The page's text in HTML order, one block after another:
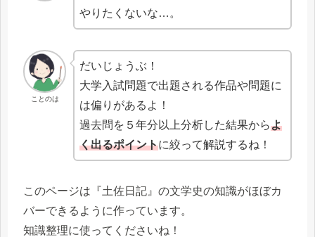
やりたくないな…。
ことのは
だいじょうぶ！
大学入試問題で出題される作品や問題に
は偏りがあるよ！
過去問を５年分以上分析した結果からよ
く出るポイントに絞って解説するね！
このページは『土佐日記』の文学史の知識がほぼカ
バーできるように作っています。
知識整理に使ってくださいね！